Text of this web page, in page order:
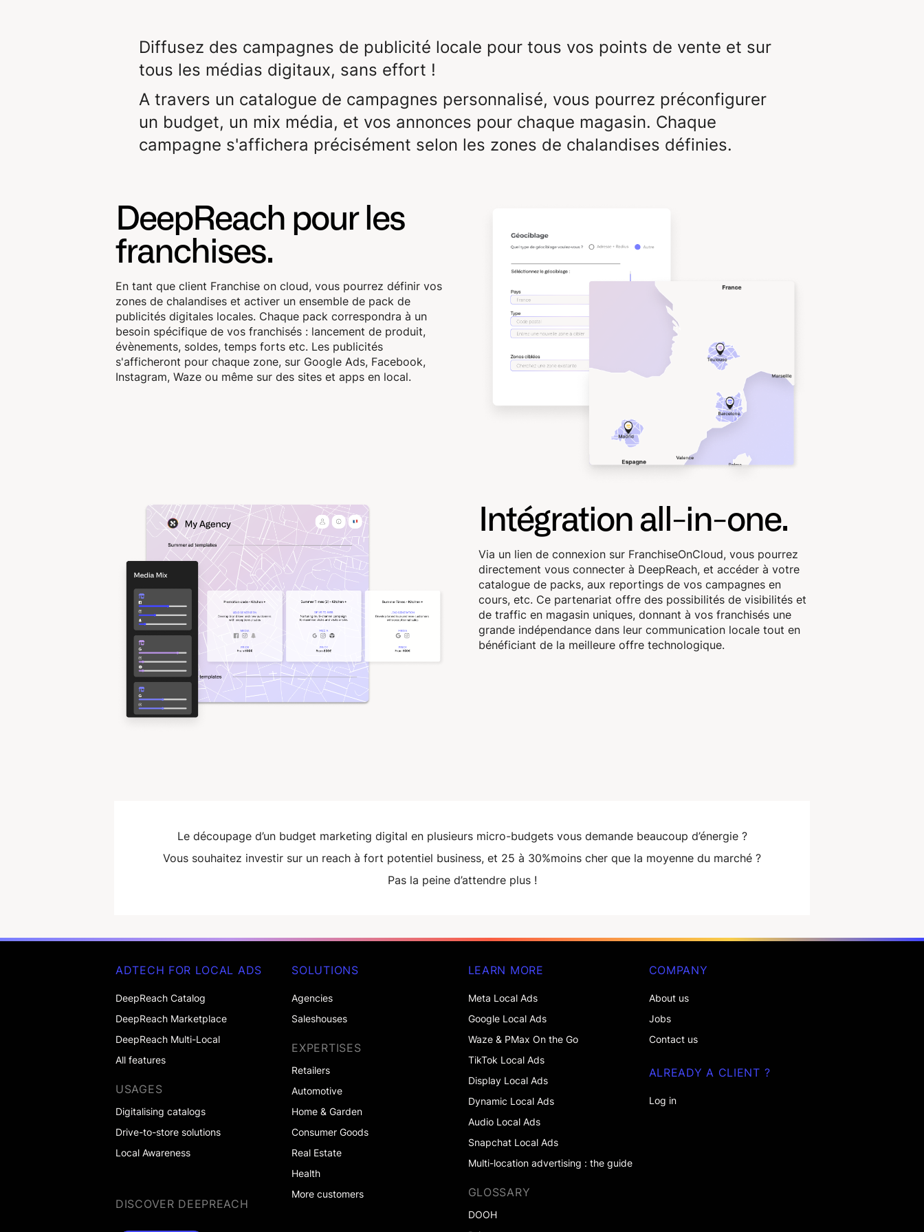
Diffusez des campagnes de publicité locale pour tous vos points de vente et sur
tous les médias digitaux, sans effort !
A travers un catalogue de campagnes personnalisé, vous pourrez préconfigurer
un budget, un mix média, et vos annonces pour chaque magasin. Chaque
campagne s'affichera précisément selon les zones de chalandises définies.
DeepReach pour les
franchises.
En tant que client Franchise on cloud, vous pourrez définir vos
zones de chalandises et activer un ensemble de pack de
publicités digitales locales. Chaque pack correspondra à un
besoin spécifique de vos franchisés : lancement de produit,
évènements, soldes, temps forts etc. Les publicités
s'afficheront pour chaque zone, sur Google Ads, Facebook,
Instagram, Waze ou même sur des sites et apps en local.
Intégration all-in-one.
Via un lien de connexion sur FranchiseOnCloud, vous pourrez
directement vous connecter à DeepReach, et accéder à votre
catalogue de packs, aux reportings de vos campagnes en
cours, etc. Ce partenariat offre des possibilités de visibilités et
de traffic en magasin uniques, donnant à vos franchisés une
grande indépendance dans leur communication locale tout en
bénéficiant de la meilleure offre technologique.
Le découpage d’un budget marketing digital en plusieurs micro-budgets vous demande beaucoup d’énergie ?
Vous souhaitez investir sur un reach à fort potentiel business, et 25 à 30%moins cher que la moyenne du marché ?
Pas la peine d’attendre plus !
ADTECH FOR LOCAL ADS
DeepReach Catalog
DeepReach Marketplace
DeepReach Multi-Local
All features
USAGES
Digitalising catalogs
Drive-to-store solutions
Local Awareness
DISCOVER DEEPREACH
SOLUTIONS
Agencies
Saleshouses
EXPERTISES
Retailers
Automotive
Home & Garden
Consumer Goods
Real Estate
Health
More customers
LEARN MORE
Meta Local Ads
Google Local Ads
Waze & PMax On the Go
TikTok Local Ads
Display Local Ads
Dynamic Local Ads
Audio Local Ads
Snapchat Local Ads
Multi-location advertising : the guide
GLOSSARY
DOOH
COMPANY
About us
Jobs
Contact us
ALREADY A CLIENT ?
Log in